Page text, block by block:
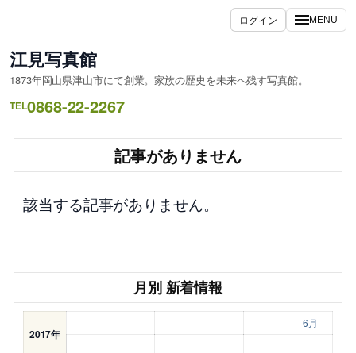
を
ス
キ
ッ
ログイン MENU
江見写真館
1873年岡山県津山市にて創業。家族の歴史を未来へ残す写真館。
TEL0868-22-2267
記事がありません
該当する記事がありません。
月別 新着情報
2017年
– – – – –
6月
–
– – – – –